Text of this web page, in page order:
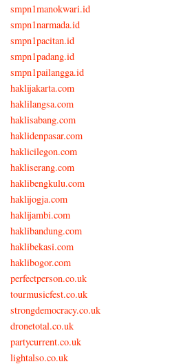
smpn1manokwari.id
smpn1narmada.id
smpn1pacitan.id
smpn1padang.id
smpn1pailangga.id
haklijakarta.com
haklilangsa.com
haklisabang.com
haklidenpasar.com
haklicilegon.com
hakliserang.com
haklibengkulu.com
haklijogja.com
haklijambi.com
haklibandung.com
haklibekasi.com
haklibogor.com
perfectperson.co.uk
tourmusicfest.co.uk
strongdemocracy.co.uk
dronetotal.co.uk
partycurrent.co.uk
lightalso.co.uk